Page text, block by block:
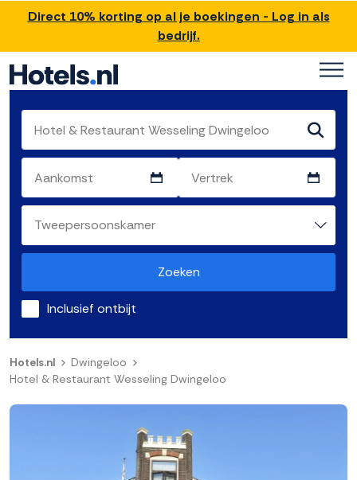
Direct 10% korting op al je boekingen - Log in als
bedrijf.
Zoeken
Inclusief ontbijt
Hotels.nl
Dwingeloo
Hotel & Restaurant Wesseling Dwingeloo